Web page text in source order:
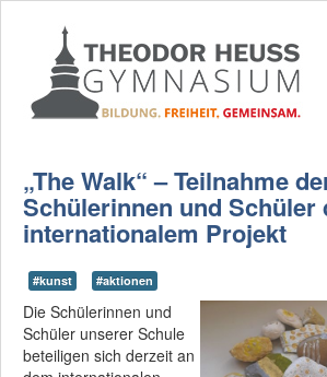
„The Walk“ – Teilnahme
Schülerinnen und Schüler
internationalem Projekt
#kunst #aktionen
Die Schülerinnen und
Schüler unserer Schule
beteiligen sich derzeit an